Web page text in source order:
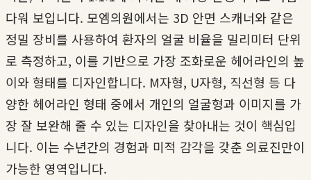
다워 보입니다. 모엠의원에서는 3D 안면 스캐너와 같은
정밀 장비를 사용하여 환자의 얼굴 비율을 밀리미터 단위
로 측정하고, 이를 기반으로 가장 조화로운 헤어라인의 높
이와 형태를 디자인합니다. M자형, U자형, 직선형 등 다
양한 헤어라인 형태 중에서 개인의 얼굴형과 이미지를 가
장 잘 보완해 줄 수 있는 디자인을 찾아내는 것이 핵심입
니다. 이는 수년간의 경험과 미적 감각을 갖춘 의료진만이
가능한 영역입니다.